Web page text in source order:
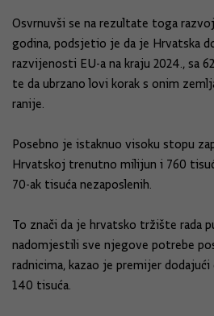
Osvrnuvši se na rezultate toga
godina, podsjetio je da je Hrvatska
razvijenosti EU-a na kraju 2024., sa
te da ubrzano lovi korak s onim
ranije.
Posebno je istaknuo visoku stopu
Hrvatskoj trenutno milijun i 760
70-ak tisuća nezaposlenih.
To znači da je hrvatsko tržište rada
nadomjestili sve njegove potrebe
radnicima, kazao je premijer
140 tisuća.